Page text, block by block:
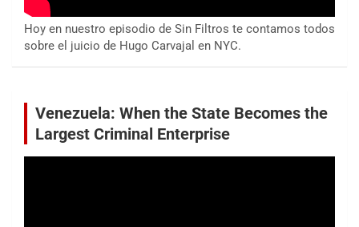
Hoy en nuestro episodio de Sin Filtros te contamos todos
sobre el juicio de Hugo Carvajal en NYC.
Venezuela: When the State Becomes the
Largest Criminal Enterprise